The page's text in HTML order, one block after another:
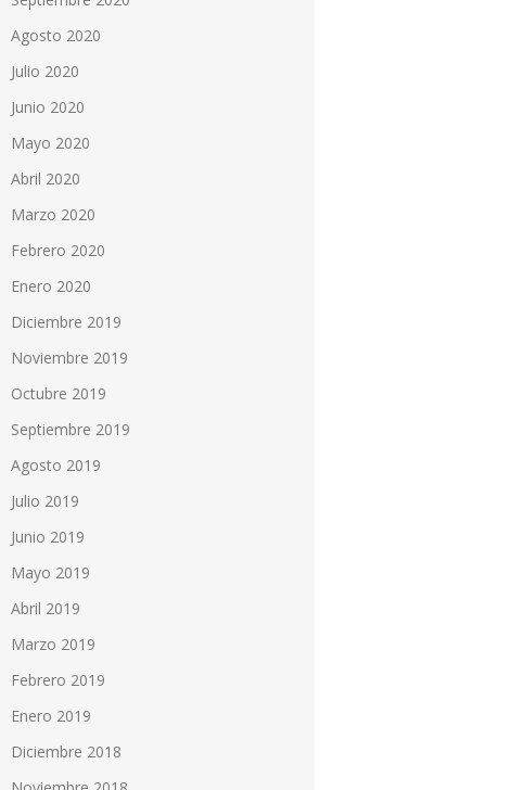
Agosto 2020
Julio 2020
Junio 2020
Mayo 2020
Abril 2020
Marzo 2020
Febrero 2020
Enero 2020
Diciembre 2019
Noviembre 2019
Octubre 2019
Septiembre 2019
Agosto 2019
Julio 2019
Junio 2019
Mayo 2019
Abril 2019
Marzo 2019
Febrero 2019
Enero 2019
Diciembre 2018